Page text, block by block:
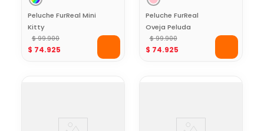
Peluche FurReal Mini
Kitty
$ 99.900
$ 74.925
Peluche FurReal
Oveja Peluda
$ 99.900
$ 74.925